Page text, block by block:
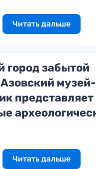
Читать дальше
город забытой
музей-
представляет
Читать дальше